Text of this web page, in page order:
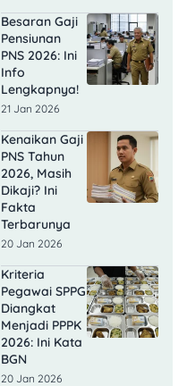
Besaran Gaji
Pensiunan
PNS 2026: Ini
Info
Lengkapnya!
21 Jan 2026
Kenaikan Gaji
PNS Tahun
2026, Masih
Dikaji? Ini
Fakta
Terbarunya
20 Jan 2026
Kriteria
Pegawai SPPG
Diangkat
Menjadi PPPK
2026: Ini Kata
BGN
20 Jan 2026